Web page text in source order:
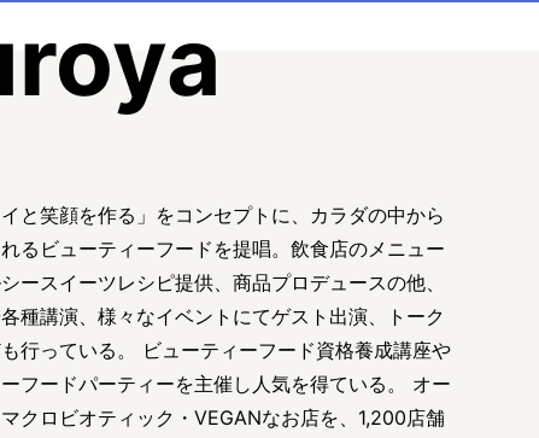
イと笑顔を作る」をコンセプトに、カラダの中から
るビューティーフードを提唱。飲食店のメニュー
ースイーツレシピ提供、商品プロデュースの他、
種講演、様々なイベントにてゲスト出演、トーク
行っている。 ビューティーフード資格養成講座や
フードパーティーを主催し人気を得ている。 オー
クロビオティック・VEGANなお店を、1,200店舗